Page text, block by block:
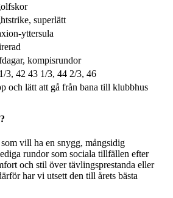
superlätt
yttersula
kompisrundor
3, 42 43 1/3, 44 2/3, 46
och lätt att gå från bana till klubbhus
vill ha en snygg, mångsidig
rundor som sociala tillfällen efter
och stil över tävlingsprestanda eller
har vi utsett den till årets bästa